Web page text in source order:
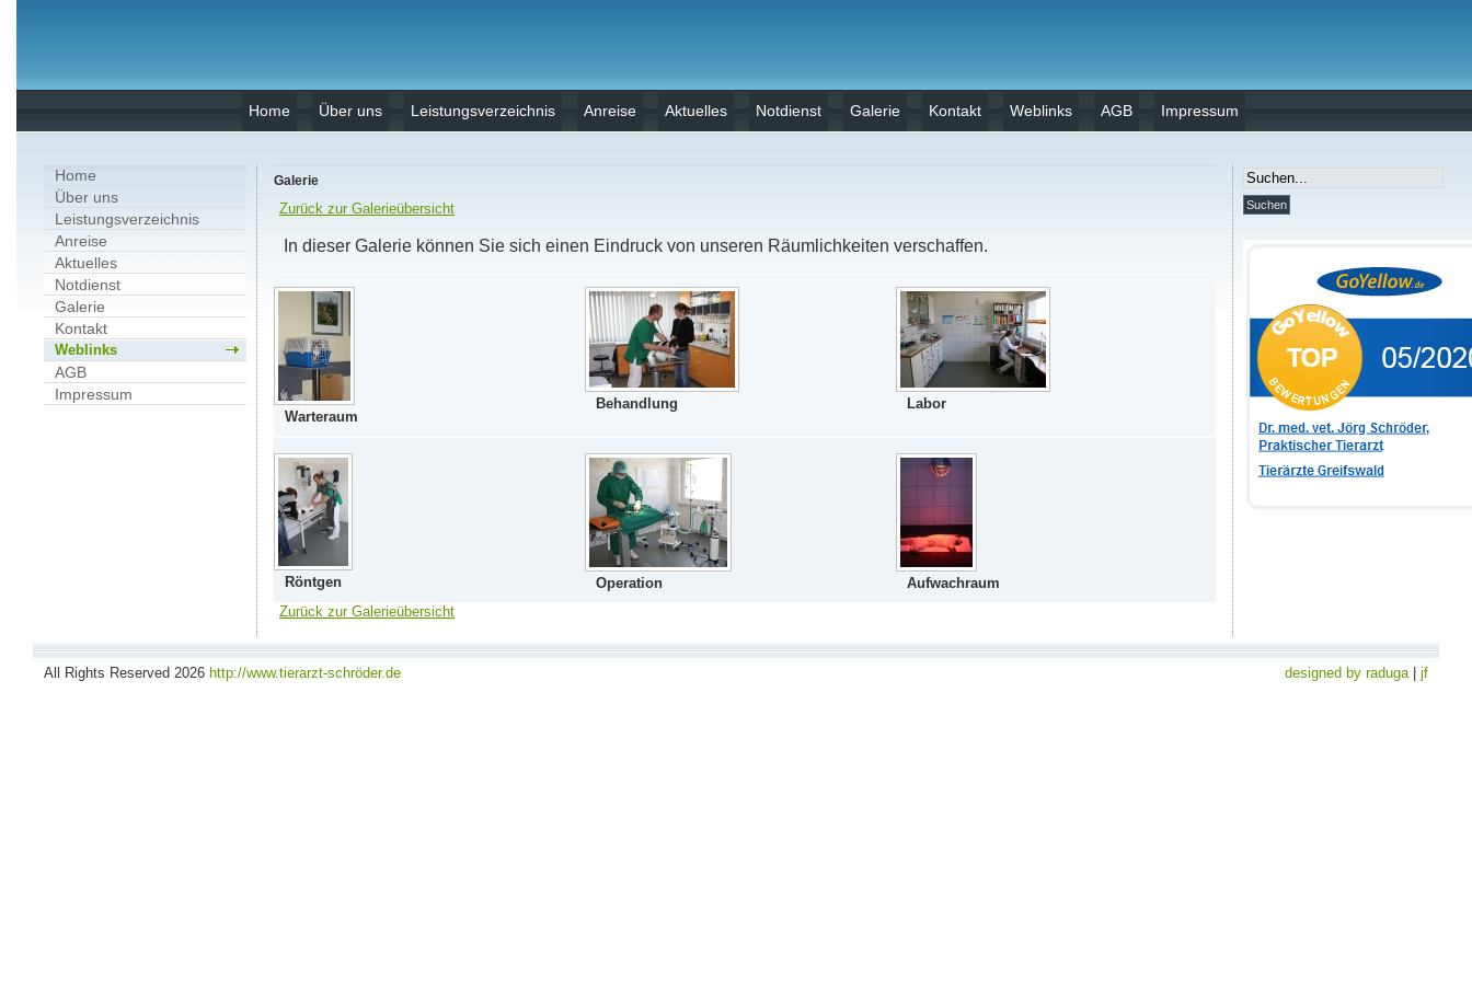
Home Über uns Leistungsverzeichnis Anreise Aktuelles Notdienst Galerie Kontakt Weblinks AGB Impressum
Home
Über uns
Leistungsverzeichnis
Anreise
Aktuelles
Notdienst
Galerie
Kontakt
Weblinks
AGB
Impressum
Galerie
Zurück zur Galerieübersicht
In dieser Galerie können Sie sich einen Eindruck von unseren Räumlichkeiten verschaffen.
Warteraum
Behandlung Labor
Röntgen Operation
Aufwachraum
Zurück zur Galerieübersicht
All Rights Reserved 2026 http://www.tierarzt-schröder.de designed by raduga| jf